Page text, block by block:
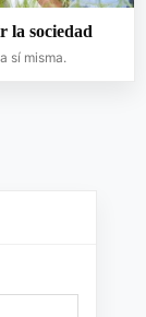
la sociedad
sí misma.